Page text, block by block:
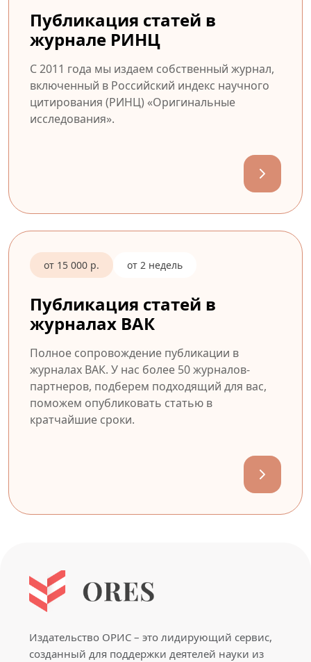
Публикация статей в
журнале РИНЦ
С 2011 года мы издаем собственный журнал,
включенный в Российский индекс научного
цитирования (РИНЦ) «Оригинальные
исследования».
от 15 000 р. от 2 недель
Публикация статей в
журналах ВАК
Полное сопровождение публикации в
журналах ВАК. У нас более 50 журналов-
партнеров, подберем подходящий для вас,
поможем опубликовать статью в
кратчайшие сроки.
Издательство ОРИС – это лидирующий сервис,
созданный для поддержки деятелей науки из